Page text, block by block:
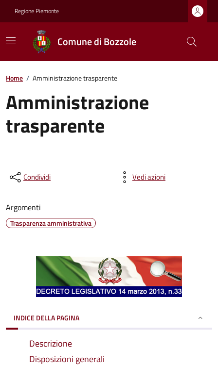
Regione Piemonte
Comune di Bozzole
Home / Amministrazione trasparente
Amministrazione
trasparente
Condividi Vedi azioni
Argomenti
Trasparenza amministrativa
INDICE DELLA PAGINA
Descrizione
Disposizioni generali